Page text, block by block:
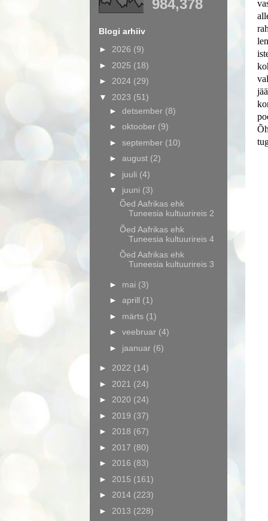
984,378
Blogi arhiiv
► 2026 (9)
► 2025 (18)
► 2024 (29)
▼ 2023 (51)
► detsember (8)
► oktoober (9)
► september (10)
► august (2)
► juuli (4)
▼ juuni (3)
Õed Aafrikas ehk
Tuneesia kultuurireis 2
Õed Aafrikas ehk
Tuneesia kultuurireis 4
Õed Aafrikas ehk
Tuneesia kultuurireis 3
► mai (3)
► aprill (1)
► märts (1)
► veebruar (4)
► jaanuar (6)
► 2022 (14)
► 2021 (24)
► 2020 (24)
► 2019 (37)
► 2018 (67)
► 2017 (80)
► 2016 (83)
► 2015 (161)
► 2014 (223)
► 2013 (228)